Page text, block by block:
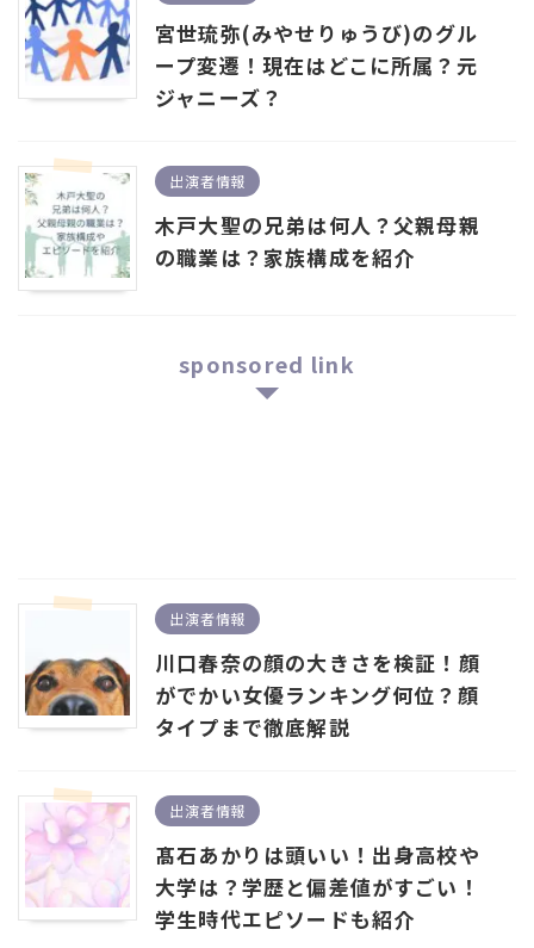
宮世琉弥(みやせりゅうび)のグル
ープ変遷！現在はどこに所属？元
ジャニーズ？
出演者情報
木戸大聖の兄弟は何人？父親母親
の職業は？家族構成を紹介
sponsored link
出演者情報
川口春奈の顔の大きさを検証！顔
がでかい女優ランキング何位？顔
タイプまで徹底解説
出演者情報
髙石あかりは頭いい！出身高校や
大学は？学歴と偏差値がすごい！
学生時代エピソードも紹介